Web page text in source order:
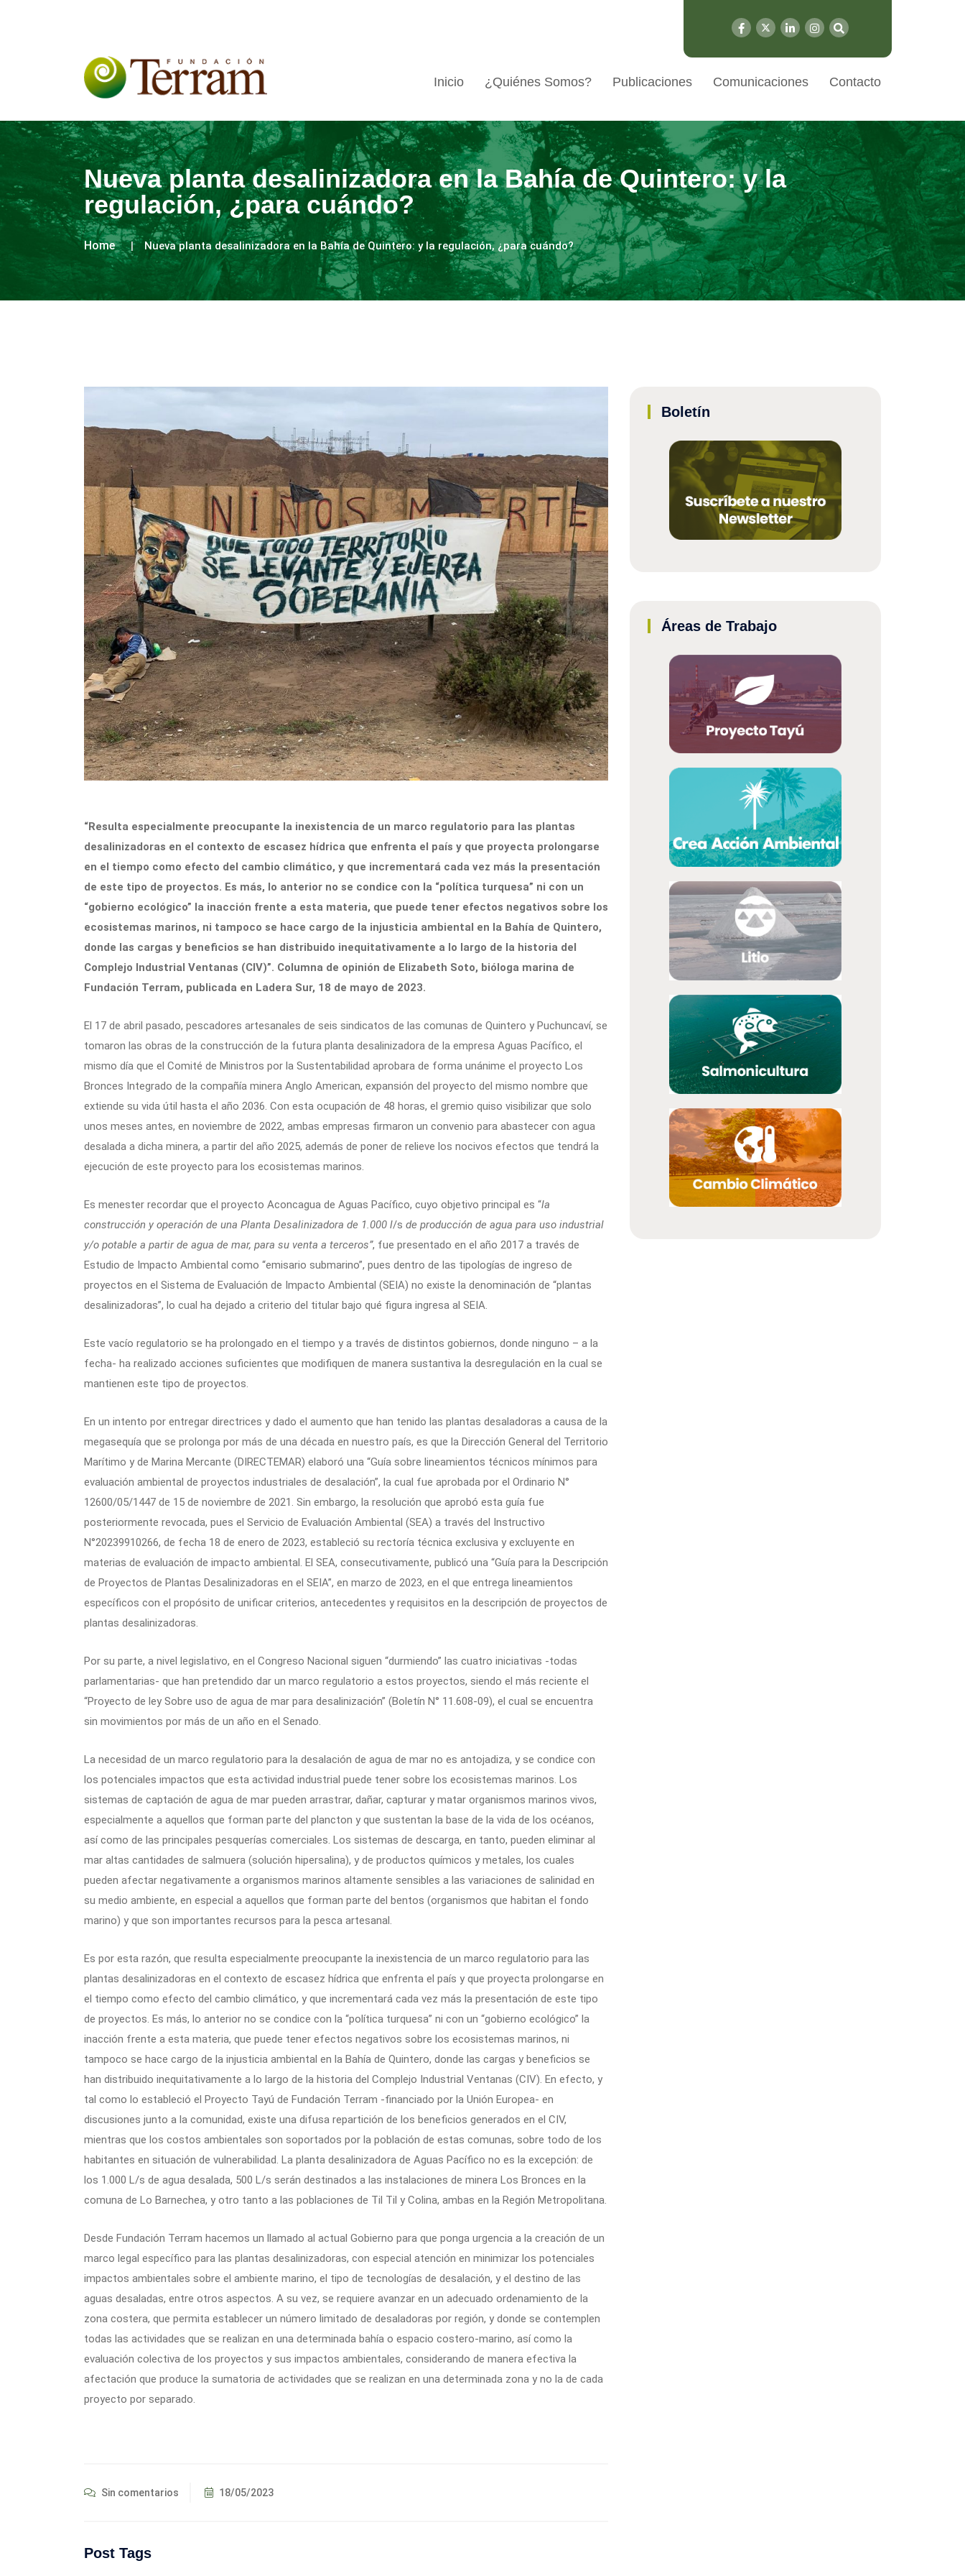
Inicio ¿Quiénes Somos? Publicaciones Comunicaciones Contacto
Nueva planta desalinizadora en la Bahía de Quintero: y la
regulación, ¿para cuándo?
Home Nueva planta desalinizadora en la Bahía de Quintero: y la regulación, ¿para cuándo?
“Resulta especialmente preocupante la inexistencia de un marco regulatorio para las plantas
desalinizadoras en el contexto de escasez hídrica que enfrenta el país y que proyecta prolongarse
en el tiempo como efecto del cambio climático, y que incrementará cada vez más la presentación
de este tipo de proyectos. Es más, lo anterior no se condice con la “política turquesa” ni con un
“gobierno ecológico” la inacción frente a esta materia, que puede tener efectos negativos sobre los
ecosistemas marinos, ni tampoco se hace cargo de la injusticia ambiental en la Bahía de Quintero,
donde las cargas y beneficios se han distribuido inequitativamente a lo largo de la historia del
Complejo Industrial Ventanas (CIV)”. Columna de opinión de Elizabeth Soto, bióloga marina de
Fundación Terram, publicada en Ladera Sur, 18 de mayo de 2023.
El 17 de abril pasado, pescadores artesanales de seis sindicatos de las comunas de Quintero y Puchuncaví, se
tomaron las obras de la construcción de la futura planta desalinizadora de la empresa Aguas Pacífico, el
mismo día que el Comité de Ministros por la Sustentabilidad aprobara de forma unánime el proyecto Los
Bronces Integrado de la compañía minera Anglo American, expansión del proyecto del mismo nombre que
extiende su vida útil hasta el año 2036. Con esta ocupación de 48 horas, el gremio quiso visibilizar que solo
unos meses antes, en noviembre de 2022, ambas empresas firmaron un convenio para abastecer con agua
desalada a dicha minera, a partir del año 2025, además de poner de relieve los nocivos efectos que tendrá la
ejecución de este proyecto para los ecosistemas marinos.
Es menester recordar que el proyecto Aconcagua de Aguas Pacífico, cuyo objetivo principal es “la
construcción y operación de una Planta Desalinizadora de 1.000 l/s de producción de agua para uso industrial
y/o potable a partir de agua de mar, para su venta a terceros”, fue presentado en el año 2017 a través de
Estudio de Impacto Ambiental como “emisario submarino”, pues dentro de las tipologías de ingreso de
proyectos en el Sistema de Evaluación de Impacto Ambiental (SEIA) no existe la denominación de “plantas
desalinizadoras”, lo cual ha dejado a criterio del titular bajo qué figura ingresa al SEIA.
Este vacío regulatorio se ha prolongado en el tiempo y a través de distintos gobiernos, donde ninguno – a la
fecha- ha realizado acciones suficientes que modifiquen de manera sustantiva la desregulación en la cual se
mantienen este tipo de proyectos.
En un intento por entregar directrices y dado el aumento que han tenido las plantas desaladoras a causa de la
megasequía que se prolonga por más de una década en nuestro país, es que la Dirección General del Territorio
Marítimo y de Marina Mercante (DIRECTEMAR) elaboró una “Guía sobre lineamientos técnicos mínimos para
evaluación ambiental de proyectos industriales de desalación”, la cual fue aprobada por el Ordinario N°
12600/05/1447 de 15 de noviembre de 2021. Sin embargo, la resolución que aprobó esta guía fue
posteriormente revocada, pues el Servicio de Evaluación Ambiental (SEA) a través del Instructivo
N°20239910266, de fecha 18 de enero de 2023, estableció su rectoría técnica exclusiva y excluyente en
materias de evaluación de impacto ambiental. El SEA, consecutivamente, publicó una “Guía para la Descripción
de Proyectos de Plantas Desalinizadoras en el SEIA”, en marzo de 2023, en el que entrega lineamientos
específicos con el propósito de unificar criterios, antecedentes y requisitos en la descripción de proyectos de
plantas desalinizadoras.
Por su parte, a nivel legislativo, en el Congreso Nacional siguen “durmiendo” las cuatro iniciativas -todas
parlamentarias- que han pretendido dar un marco regulatorio a estos proyectos, siendo el más reciente el
“Proyecto de ley Sobre uso de agua de mar para desalinización” (Boletín N° 11.608-09), el cual se encuentra
sin movimientos por más de un año en el Senado.
La necesidad de un marco regulatorio para la desalación de agua de mar no es antojadiza, y se condice con
los potenciales impactos que esta actividad industrial puede tener sobre los ecosistemas marinos. Los
sistemas de captación de agua de mar pueden arrastrar, dañar, capturar y matar organismos marinos vivos,
especialmente a aquellos que forman parte del plancton y que sustentan la base de la vida de los océanos,
así como de las principales pesquerías comerciales. Los sistemas de descarga, en tanto, pueden eliminar al
mar altas cantidades de salmuera (solución hipersalina), y de productos químicos y metales, los cuales
pueden afectar negativamente a organismos marinos altamente sensibles a las variaciones de salinidad en
su medio ambiente, en especial a aquellos que forman parte del bentos (organismos que habitan el fondo
marino) y que son importantes recursos para la pesca artesanal.
Es por esta razón, que resulta especialmente preocupante la inexistencia de un marco regulatorio para las
plantas desalinizadoras en el contexto de escasez hídrica que enfrenta el país y que proyecta prolongarse en
el tiempo como efecto del cambio climático, y que incrementará cada vez más la presentación de este tipo
de proyectos. Es más, lo anterior no se condice con la “política turquesa” ni con un “gobierno ecológico” la
inacción frente a esta materia, que puede tener efectos negativos sobre los ecosistemas marinos, ni
tampoco se hace cargo de la injusticia ambiental en la Bahía de Quintero, donde las cargas y beneficios se
han distribuido inequitativamente a lo largo de la historia del Complejo Industrial Ventanas (CIV). En efecto, y
tal como lo estableció el Proyecto Tayú de Fundación Terram -financiado por la Unión Europea- en
discusiones junto a la comunidad, existe una difusa repartición de los beneficios generados en el CIV,
mientras que los costos ambientales son soportados por la población de estas comunas, sobre todo de los
habitantes en situación de vulnerabilidad. La planta desalinizadora de Aguas Pacífico no es la excepción: de
los 1.000 L/s de agua desalada, 500 L/s serán destinados a las instalaciones de minera Los Bronces en la
comuna de Lo Barnechea, y otro tanto a las poblaciones de Til Til y Colina, ambas en la Región Metropolitana.
Desde Fundación Terram hacemos un llamado al actual Gobierno para que ponga urgencia a la creación de un
marco legal específico para las plantas desalinizadoras, con especial atención en minimizar los potenciales
impactos ambientales sobre el ambiente marino, el tipo de tecnologías de desalación, y el destino de las
aguas desaladas, entre otros aspectos. A su vez, se requiere avanzar en un adecuado ordenamiento de la
zona costera, que permita establecer un número limitado de desaladoras por región, y donde se contemplen
todas las actividades que se realizan en una determinada bahía o espacio costero-marino, así como la
evaluación colectiva de los proyectos y sus impactos ambientales, considerando de manera efectiva la
afectación que produce la sumatoria de actividades que se realizan en una determinada zona y no la de cada
proyecto por separado.
Sin comentarios 18/05/2023
Post Tags
Boletín
Áreas de Trabajo